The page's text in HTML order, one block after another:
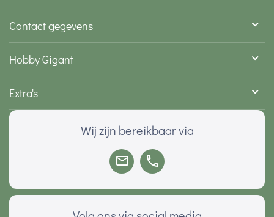
Contact gegevens
Hobby Gigant
Extra's
Wij zijn bereikbaar via